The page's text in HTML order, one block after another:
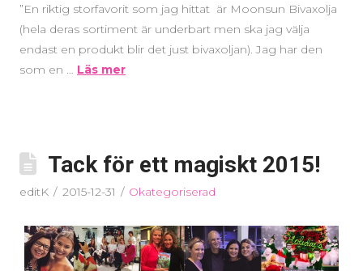
”En riktig storfavorit som jag hittat är Moonsun Bivaxolja
(hela deras sortiment är underbart men ska jag välja
endast en produkt blir det just bivaxoljan). Jag har den
som en … Läs mer
Tack för ett magiskt 2015!
editK 2015-12-31 Okategoriserad